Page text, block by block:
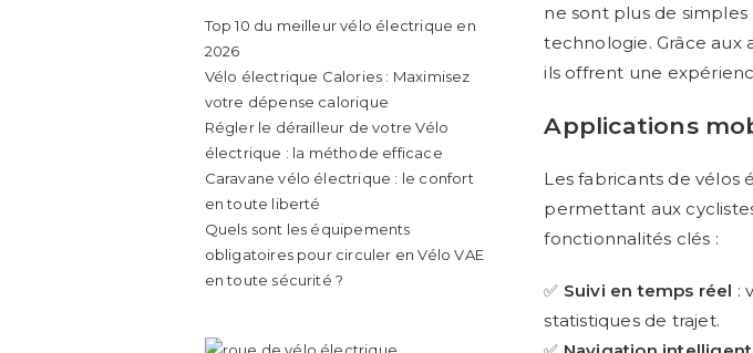
ne sont plus de
technologie. Grâce aux
ils offrent une
Applications
Les fabricants de vélos
permettant aux
fonctionnalités clés :
✅ Suivi en temps réel :
statistiques de trajet.
Top 10 du meilleur vélo électrique en
2026
Vélo électrique Calories : Maximisez
votre dépense calorique
Régler le dérailleur de votre Vélo
électrique : la méthode efficace
Caravane vélo électrique : le confort
en toute liberté
Quels sont les équipements
obligatoires pour circuler en Vélo VAE
en toute sécurité ?